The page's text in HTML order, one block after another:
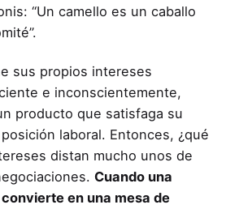
“Un camello es un caballo
sus propios intereses
e inconscientemente,
producto que satisfaga su
laboral. Entonces, ¿qué
distan mucho unos de
Cuando una
en una mesa de